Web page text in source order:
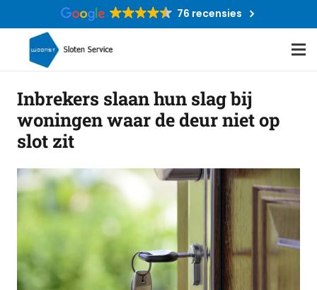
76 recensies
Inbrekers slaan hun slag bij
woningen waar de deur niet op
slot zit